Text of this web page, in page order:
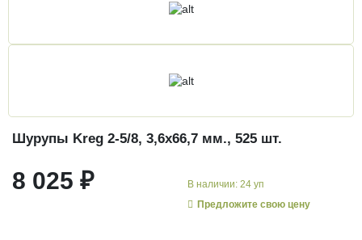
Шурупы Kreg 2-5/8, 3,6х66,7 мм., 525 шт.
8 025 ₽
В наличии: 24 уп
Предложите свою цену